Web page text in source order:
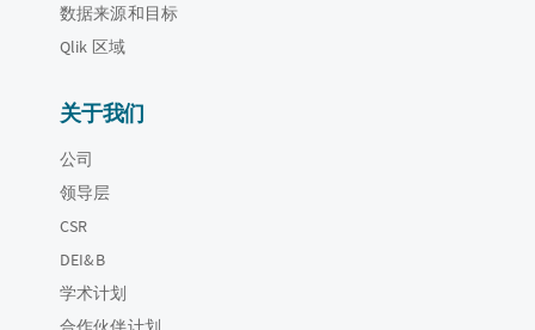
数据来源和目标
Qlik 区域
关于我们
公司
领导层
CSR
DEI&B
学术计划